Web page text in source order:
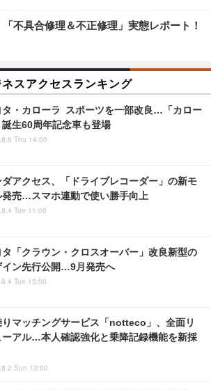
不具合修理＆不正修理」実態レポート！
ネスアクセスランキング
タ・カローラ スポーツを一部改良…「カロー
誕生60周年記念車も登場
Thu 14:00
ダアクセス、「ドライブレコーダー」の新モ
発売…スマホ連動で使い勝手向上
Tue 11:00
タ「クラウン・クロスオーバー」改良新型の
イン先行公開…9月発売へ
Tue 15:00
りマッチングサービス「notteco」、全面リ
ーアル…本人確認強化と乗降記録機能を新採
Sun 13:00